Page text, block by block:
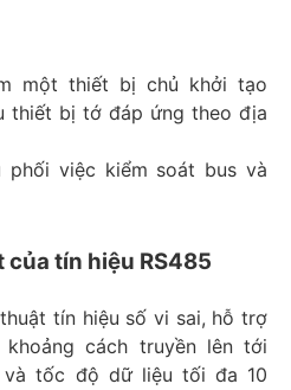
một thiết bị chủ khởi tạo
thiết bị tớ đáp ứng theo địa
phối việc kiểm soát bus và
tín hiệu RS485
tín hiệu số vi sai, hỗ trợ
cách truyền lên tới
và tốc độ dữ liệu tối đa 10